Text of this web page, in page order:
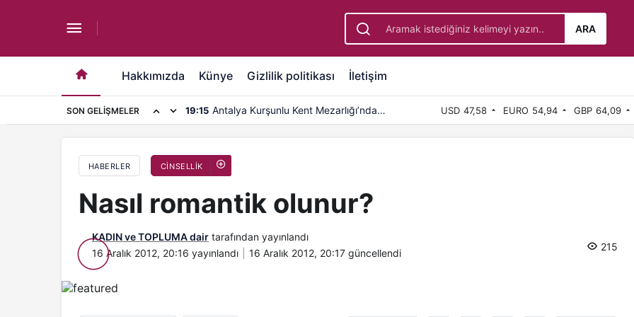
ARA
Hakkımızda Künye Gizlilik politikası İletişim
SON GELIŞMELER 19:15 Antalya Kurşunlu Kent Mezarlığı’nda USD 47,58 EURO 54,94 GBP 64,09
HABERLER CİNSELLİK
Nasıl romantik olunur?
KADIN ve TOPLUMA dair tarafından yayınlandı
16 Aralık 2012, 20:16 yayınlandı 16 Aralık 2012, 20:17 güncellendi
215
Nasıl romantik olunur?